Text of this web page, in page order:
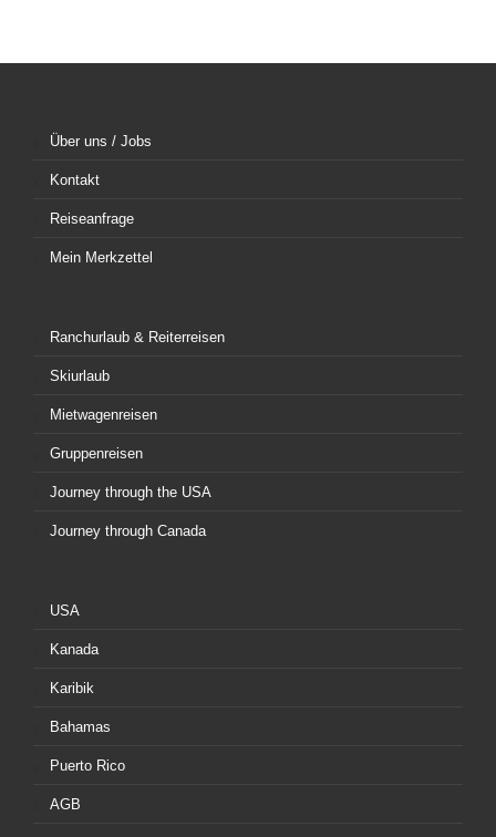
Über uns / Jobs
Kontakt
Reiseanfrage
Mein Merkzettel
Ranchurlaub & Reiterreisen
Skiurlaub
Mietwagenreisen
Gruppenreisen
Journey through the USA
Journey through Canada
USA
Kanada
Karibik
Bahamas
Puerto Rico
AGB